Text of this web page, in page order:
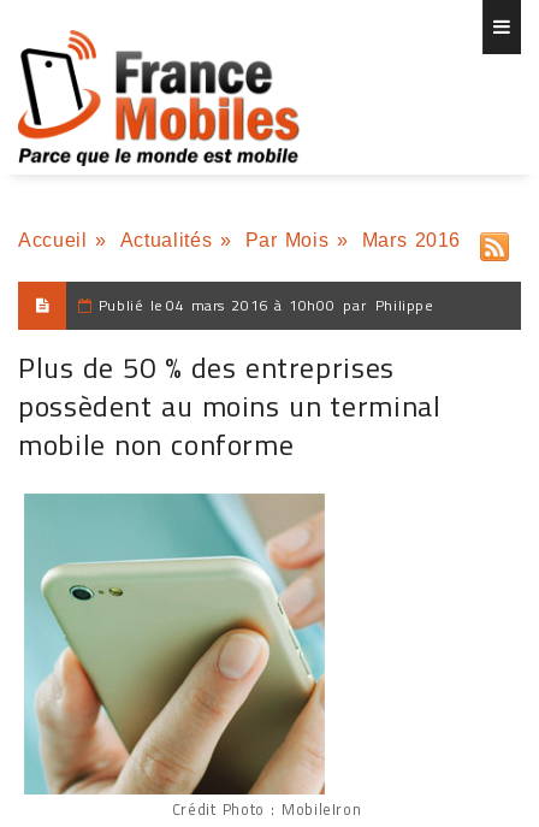
Accueil » Actualités » Par Mois » Mars 2016
Publié le 04 mars 2016 à 10h00 par Philippe
Plus de 50 % des entreprises
possèdent au moins un terminal
mobile non conforme
Crédit Photo : MobileIron